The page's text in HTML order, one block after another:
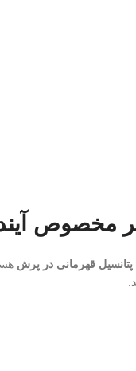
پتانسیل قهرمانی در پرش